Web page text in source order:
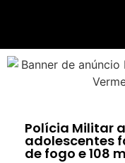
Polícia Militar
adolescentes
de fogo e 108